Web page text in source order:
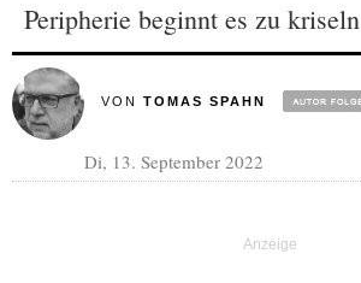
Peripherie beginnt es zu kriseln
VON TOMAS SPAHN
Di, 13. September 2022